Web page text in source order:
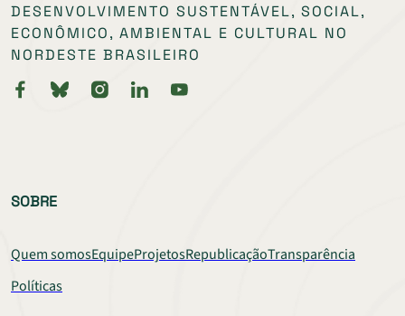
DESENVOLVIMENTO SUSTENTÁVEL, SOCIAL,
ECONÔMICO, AMBIENTAL E CULTURAL NO
NORDESTE BRASILEIRO
SOBRE
Quem somosEquipeProjetosRepublicaçãoTransparência
Políticas